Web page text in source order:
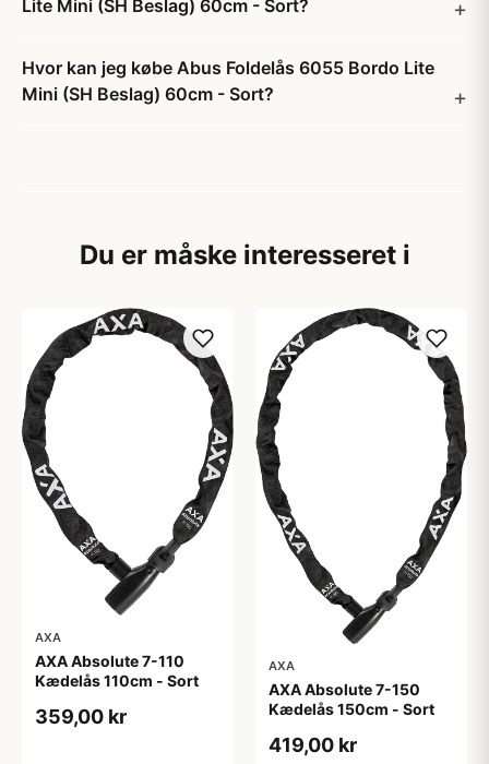
Lite Mini (SH Beslag) 60cm - Sort?
Hvor kan jeg købe Abus Foldelås 6055 Bordo Lite
Mini (SH Beslag) 60cm - Sort?
Du er måske interesseret i
AXA
AXA Absolute 7-110
Kædelås 110cm - Sort
359,00 kr
AXA
AXA Absolute 7-150
Kædelås 150cm - Sort
419,00 kr